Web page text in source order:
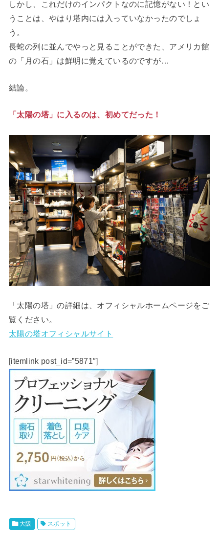
しかし、これだけのインパクトなのに記憶がない！とい
うことは、やはり塔内には入っていなかったのでしょ
う。
長蛇の列に並んでやっと見ることができた、アメリカ館
の「月の石」は鮮明に覚えているのですが…
結論。
「太陽の塔」に入るのは、初めてだった！
「太陽の塔」の詳細は、オフィシャルホームページをご
覧ください。
太陽の塔オフィシャルサイト
[itemlink post_id=”5871″]
大阪 スポット